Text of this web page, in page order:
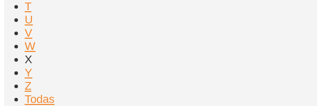
T
U
V
W
X
Y
Z
Todas